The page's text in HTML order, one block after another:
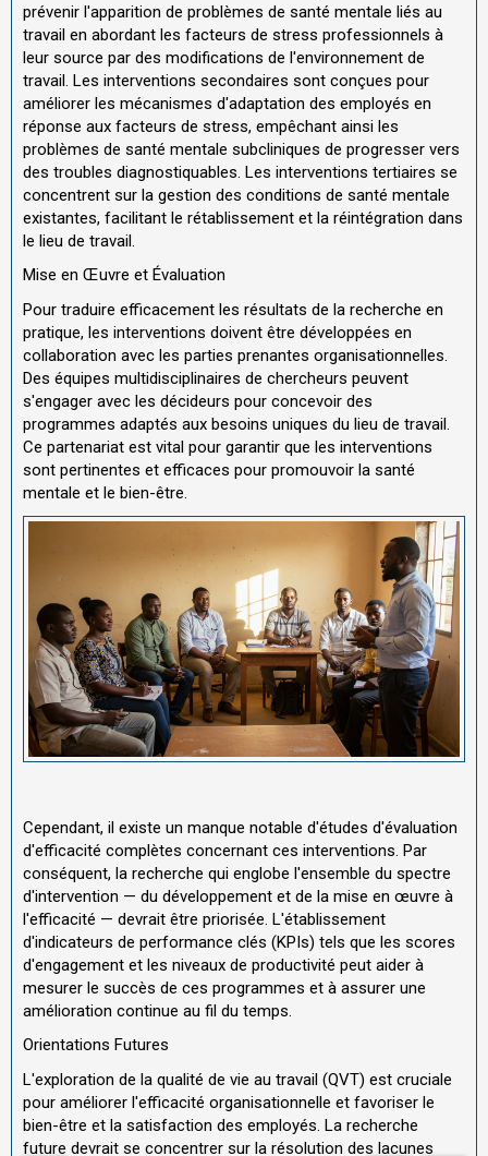
prévenir l'apparition de problèmes de santé mentale liés au
travail en abordant les facteurs de stress professionnels à
leur source par des modifications de l'environnement de
travail. Les interventions secondaires sont conçues pour
améliorer les mécanismes d'adaptation des employés en
réponse aux facteurs de stress, empêchant ainsi les
problèmes de santé mentale subcliniques de progresser vers
des troubles diagnostiquables. Les interventions tertiaires se
concentrent sur la gestion des conditions de santé mentale
existantes, facilitant le rétablissement et la réintégration dans
le lieu de travail.
Mise en Œuvre et Évaluation
Pour traduire efficacement les résultats de la recherche en
pratique, les interventions doivent être développées en
collaboration avec les parties prenantes organisationnelles.
Des équipes multidisciplinaires de chercheurs peuvent
s'engager avec les décideurs pour concevoir des
programmes adaptés aux besoins uniques du lieu de travail.
Ce partenariat est vital pour garantir que les interventions
sont pertinentes et efficaces pour promouvoir la santé
mentale et le bien-être.
Cependant, il existe un manque notable d'études d'évaluation
d'efficacité complètes concernant ces interventions. Par
conséquent, la recherche qui englobe l'ensemble du spectre
d'intervention — du développement et de la mise en œuvre à
l'efficacité — devrait être priorisée. L'établissement
d'indicateurs de performance clés (KPIs) tels que les scores
d'engagement et les niveaux de productivité peut aider à
mesurer le succès de ces programmes et à assurer une
amélioration continue au fil du temps.
Orientations Futures
L'exploration de la qualité de vie au travail (QVT) est cruciale
pour améliorer l'efficacité organisationnelle et favoriser le
bien-être et la satisfaction des employés. La recherche
future devrait se concentrer sur la résolution des lacunes